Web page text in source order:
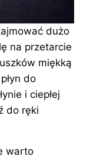
dużo
na przetarcie
miękką
do
i ciepłej
do ręki
warto